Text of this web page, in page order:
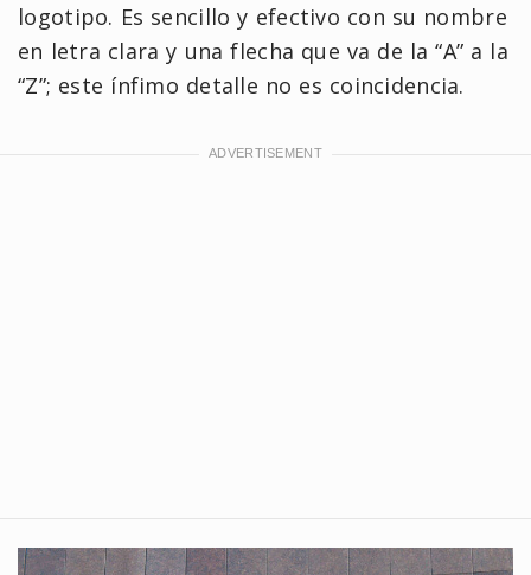
logotipo. Es sencillo y efectivo con su nombre
en letra clara y una flecha que va de la “A” a la
“Z”; este ínfimo detalle no es coincidencia.